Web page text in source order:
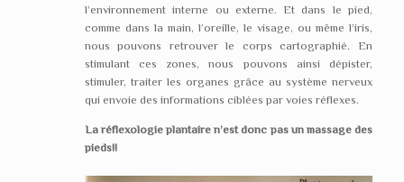
l’environnement interne ou externe. Et dans le pied,
comme dans la main, l’oreille, le visage, ou même l’iris,
nous pouvons retrouver le corps cartographié. En
stimulant ces zones, nous pouvons ainsi dépister,
stimuler, traiter les organes grâce au système nerveux
qui envoie des informations ciblées par voies réflexes.
La réflexologie plantaire n’est donc pas un massage des
pieds!!